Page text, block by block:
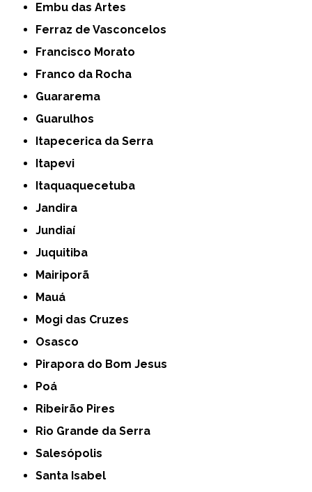
Embu das Artes
Ferraz de Vasconcelos
Francisco Morato
Franco da Rocha
Guararema
Guarulhos
Itapecerica da Serra
Itapevi
Itaquaquecetuba
Jandira
Jundiaí
Juquitiba
Mairiporã
Mauá
Mogi das Cruzes
Osasco
Pirapora do Bom Jesus
Poá
Ribeirão Pires
Rio Grande da Serra
Salesópolis
Santa Isabel